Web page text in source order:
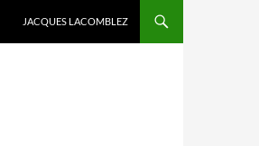
JACQUES LACOMBLEZ